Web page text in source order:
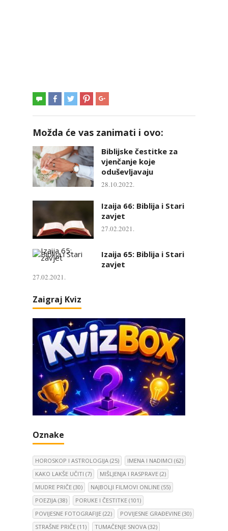
Možda će vas zanimati i ovo:
Biblijske čestitke za
vjenčanje koje
oduševljavaju
28.10.2022.
Izaija 66: Biblija i Stari
zavjet
27.02.2021.
Izaija 65: Biblija i Stari
zavjet
27.02.2021.
Zaigraj Kviz
Oznake
HOROSKOP I ASTROLOGIJA (25) IMENA I NADIMCI (62)
KAKO LAKŠE UČITI (7) MIŠLJENJA I RASPRAVE (2)
MUDRE PRIČE (30) NAJBOLJI FILMOVI ONLINE (55)
POEZIJA (38) PORUKE I ČESTITKE (101)
POVIJESNE FOTOGRAFIJE (22) POVIJESNE GRAĐEVINE (30)
STRAŠNE PRIČE (11) TUMAČENJE SNOVA (32)